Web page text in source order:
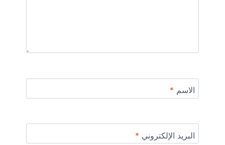
الاسم *
البريد الإلكتروني *